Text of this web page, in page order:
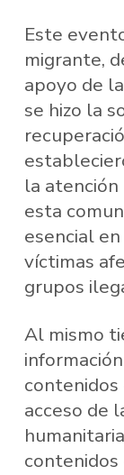
Este
migrante,
apoyo de
se hizo la
la
esta
esencial
víctimas
grupos
Al mismo
acceso de
contenidos